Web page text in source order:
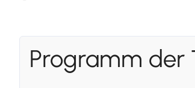
Programm der